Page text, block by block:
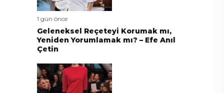
1 gün önce
Geleneksel Reçeteyi Korumak mı,
Yeniden Yorumlamak mı? – Efe Anıl
Çetin